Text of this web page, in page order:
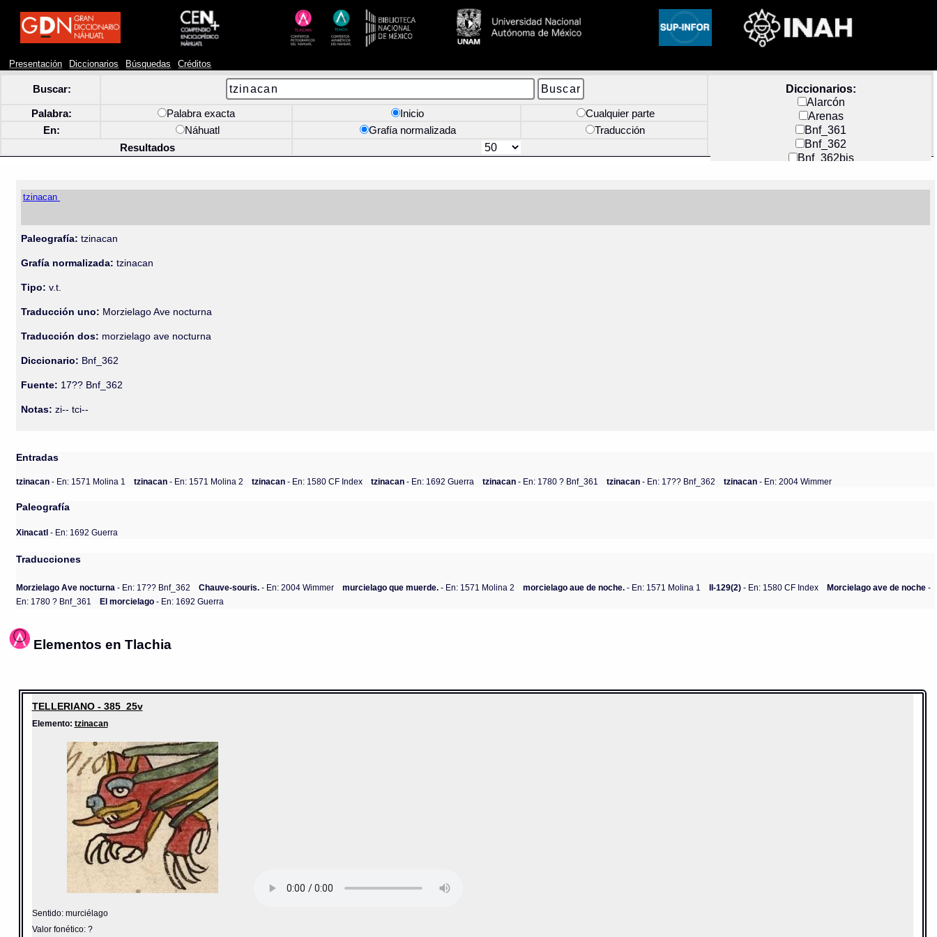
Presentación Diccionarios Búsquedas Créditos
Buscar:
Diccionarios:
Alarcón
Arenas
Bnf_361
Bnf_362
Bnf_362bis
Docs_México
Palabra: Palabra exacta Inicio
Cualquier parte
En:
Náhuatl Grafía normalizada
Traducción
Resultados
tzinacan
Paleografía: tzinacan
Grafía normalizada: tzinacan
Tipo: v.t.
Traducción uno: Morzielago Ave nocturna
Traducción dos: morzielago ave nocturna
Diccionario: Bnf_362
Fuente: 17?? Bnf_362
Notas: zi-- tci--
Entradas
tzinacan- En: 1571 Molina 1 tzinacan- En: 1571 Molina 2 tzinacan- En: 1580 CF Index tzinacan- En: 1692 Guerra tzinacan- En: 1780 ? Bnf_361 tzinacan- En: 17?? Bnf_362 tzinacan- En: 2004 Wimmer
Paleografía
Xinacatl - En: 1692 Guerra
Traducciones
Morzielago Ave nocturna - En: 17?? Bnf_362 Chauve-souris. - En: 2004 Wimmer murcielago que muerde. - En: 1571 Molina 2 morcielago aue de noche. - En: 1571 Molina 1 II-129(2) - En: 1580 CF Index Morcielago ave de noche -
En: 1780 ? Bnf_361
El morcielago - En: 1692 Guerra
Elementos en Tlachia
TELLERIANO - 385_25v
Elemento: tzinacan
Sentido: murciélago
Valor fonético: ?